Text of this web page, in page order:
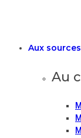
Aux sources
Au